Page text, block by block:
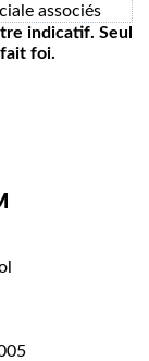
associés
indicatif. Seul
foi.